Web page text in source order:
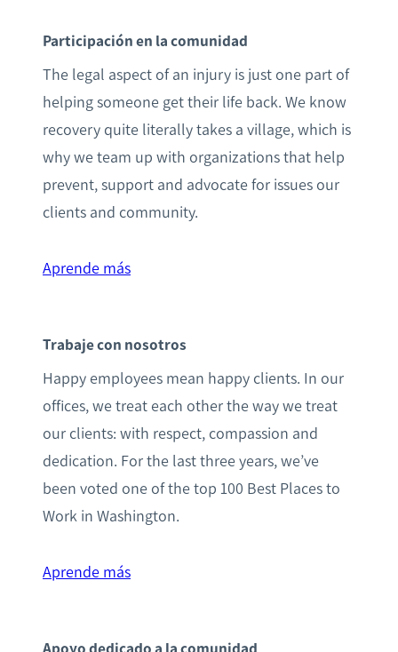
Participación en la comunidad
The legal aspect of an injury is just one part of
helping someone get their life back. We know
recovery quite literally takes a village, which is
why we team up with organizations that help
prevent, support and advocate for issues our
clients and community.
Aprende más
Trabaje con nosotros
Happy employees mean happy clients. In our
offices, we treat each other the way we treat
our clients: with respect, compassion and
dedication. For the last three years, we’ve
been voted one of the top 100 Best Places to
Work in Washington.
Aprende más